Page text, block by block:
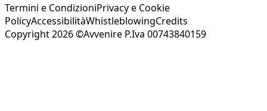
Termini e CondizioniPrivacy e Cookie
PolicyAccessibilitàWhistleblowingCredits
Copyright 2026 ©Avvenire P.Iva 00743840159